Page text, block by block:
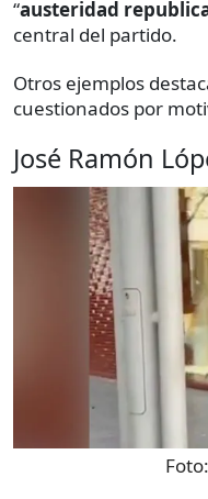
“austeridad
central del partido.
Otros ejemplos
cuestionados por
José Ramón
Foto: